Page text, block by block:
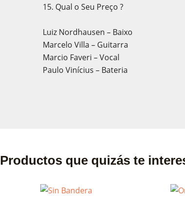
15. Qual o Seu Preço ?
Luiz Nordhausen – Baixo
Marcelo Villa – Guitarra
Marcio Faveri – Vocal
Paulo Vinícius – Bateria
Productos que quizás te